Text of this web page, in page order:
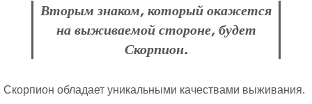
Вторым знаком, который окажется
на выживаемой стороне, будет
Скорпион.
Скорпион обладает уникальными качествами выживания.